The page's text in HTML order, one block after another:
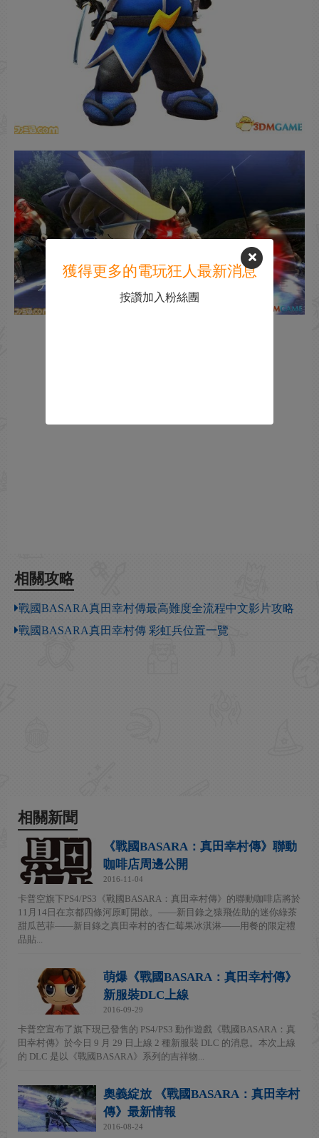
相關攻略
戰國BASARA真田幸村傳最高難度全流程中文影片攻略
戰國BASARA真田幸村傳 彩虹兵位置一覽
相關新聞
《戰國BASARA：真田幸村傳》聯動
咖啡店周邊公開
2016-11-04
卡普空旗下PS4/PS3《戰國BASARA：真田幸村傳》的聯動咖啡店將於
11月14日在京都四條河原町開啟。——新目錄之猿飛佐助的迷你綠茶
甜瓜芭菲——新目錄之真田幸村的杏仁莓果冰淇淋——用餐的限定禮
品貼...
萌爆《戰國BASARA：真田幸村傳》
新服裝DLC上線
2016-09-29
卡普空宣布了旗下現已發售的 PS4/PS3 動作遊戲《戰國BASARA：真
田幸村傳》於今日 9 月 29 日上線 2 種新服裝 DLC 的消息。本次上線
的 DLC 是以《戰國BASARA》系列的吉祥物...
奧義綻放 《戰國BASARA：真田幸村
傳》最新情報
2016-08-24
獲得更多的電玩狂人最新消息
按讚加入粉絲團